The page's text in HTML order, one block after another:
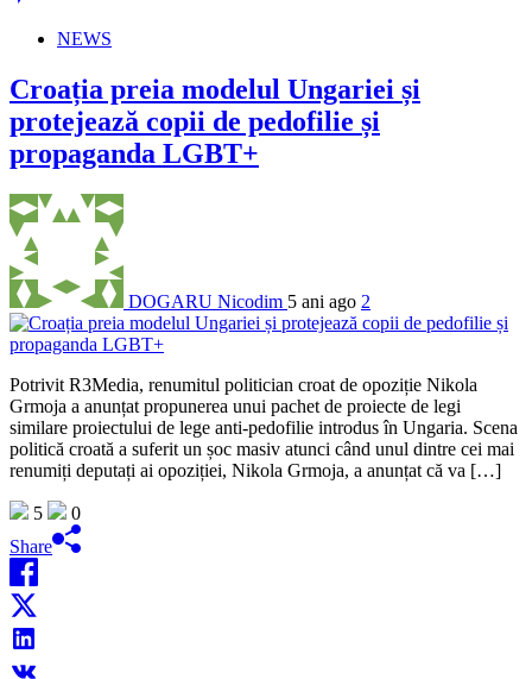
NEWS
Croația preia modelul Ungariei și
protejează copii de pedofilie și
propaganda LGBT+
DOGARU Nicodim 5 ani ago 2
Potrivit R3Media, renumitul politician croat de opoziție Nikola
Grmoja a anunțat propunerea unui pachet de proiecte de legi
similare proiectului de lege anti-pedofilie introdus în Ungaria. Scena
politică croată a suferit un șoc masiv atunci când unul dintre cei mai
renumiți deputați ai opoziției, Nikola Grmoja, a anunțat că va […]
5
0
Share